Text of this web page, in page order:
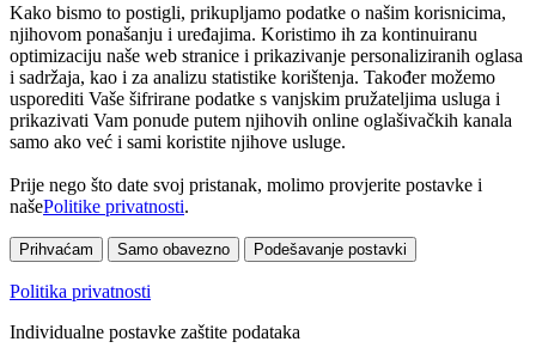
Kako bismo to postigli, prikupljamo podatke o našim korisnicima,
njihovom ponašanju i uređajima. Koristimo ih za kontinuiranu
optimizaciju naše web stranice i prikazivanje personaliziranih oglasa
i sadržaja, kao i za analizu statistike korištenja. Također možemo
usporediti Vaše šifrirane podatke s vanjskim pružateljima usluga i
prikazivati Vam ponude putem njihovih online oglašivačkih kanala
samo ako već i sami koristite njihove usluge.
Prije nego što date svoj pristanak, molimo provjerite postavke i
našePolitike privatnosti.
Prihvaćam Samo obavezno Podešavanje postavki
Politika privatnosti
Individualne postavke zaštite podataka